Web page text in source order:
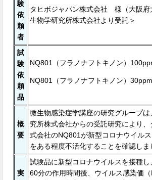
験
依
頼
者
タヒボジャパン株式会社 様（大阪府
生物学研究所株式会社より受託＞
試
験
依
頼
品
NQ801（フラノナフトキノン）
NQ801（フラノナフトキノン）30ppm
概
要
微生物感染症学講座の研究グループ
究所株式会社からの受託研究により
式会社のNQ801が新型コロナウイルス
をある程度不活化することを確認しま
実
試験品に新型コロナウイルスを接種し
60分の作用時間後、ウイルス感染価